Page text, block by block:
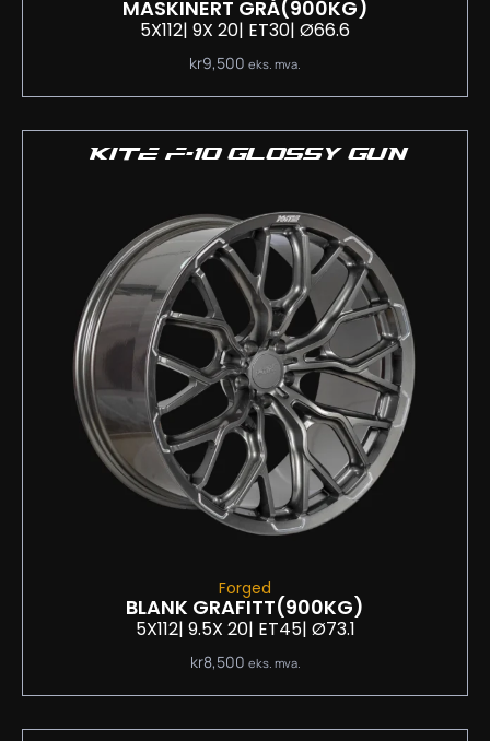
MASKINERT GRÅ(900KG)
5X112| 9X 20| ET30| Ø66.6
kr9,500 eks. mva.
KITE F-10 GLOSSY GUN
Forged
BLANK GRAFITT(900KG)
5X112| 9.5X 20| ET45| Ø73.1
kr8,500 eks. mva.